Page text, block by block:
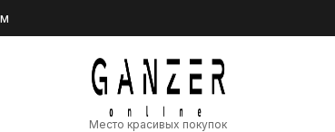
Место красивых покупок